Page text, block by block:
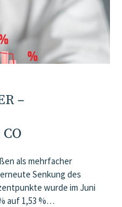
–
als mehrfacher
Senkung des
wurde im Juni
auf 1,53 %…